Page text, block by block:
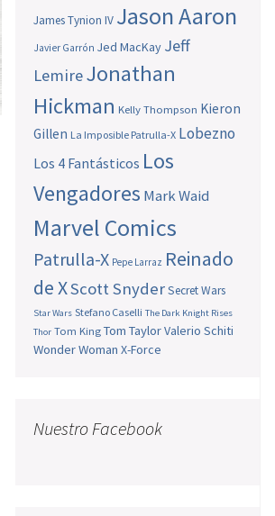
James Tynion IV Jason Aaron
Javier Garrón Jed MacKay Jeff
LemireJonathan
Hickman Kelly Thompson Kieron
Gillen La Imposible Patrulla-X Lobezno
Los 4 Fantásticos Los
Vengadores Mark Waid
Marvel Comics
Patrulla-X Pepe Larraz Reinado
de XScott SnyderSecret Wars
Star Wars Stefano Caselli The Dark Knight Rises
Thor Tom King Tom TaylorValerio Schiti
Wonder Woman X-Force
Nuestro Facebook